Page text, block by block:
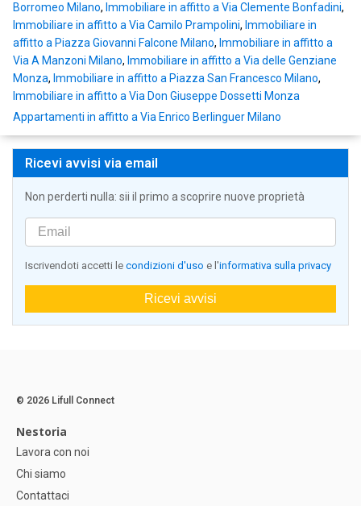
Borromeo Milano, Immobiliare in affitto a Via Clemente Bonfadini,
Immobiliare in affitto a Via Camilo Prampolini, Immobiliare in
affitto a Piazza Giovanni Falcone Milano, Immobiliare in affitto a
Via A Manzoni Milano, Immobiliare in affitto a Via delle Genziane
Monza, Immobiliare in affitto a Piazza San Francesco Milano,
Immobiliare in affitto a Via Don Giuseppe Dossetti Monza
Appartamenti in affitto a Via Enrico Berlinguer Milano
Ricevi avvisi via email
Non perderti nulla: sii il primo a scoprire nuove proprietà
Iscrivendoti accetti le condizioni d'uso e l'informativa sulla privacy
Ricevi avvisi
© 2026 Lifull Connect
Nestoria
Lavora con noi
Chi siamo
Contattaci